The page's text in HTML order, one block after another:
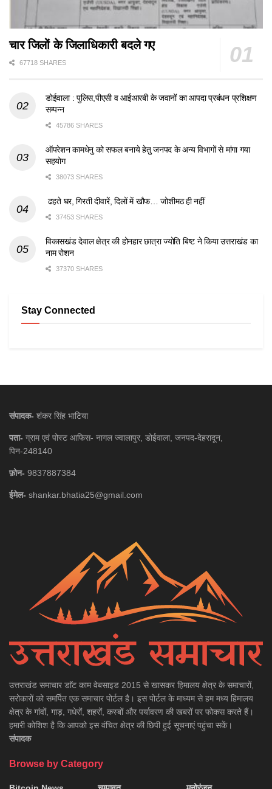
चार जिलों के जिलाधिकारी बदले गए
67718 SHARES
डोईवाला : पुलिस,पीएसी व आईआरबी के जवानों का आपदा प्रबंधन प्रशिक्षण
सम्पन्न
45786 SHARES
ऑपरेशन कामधेनु को सफल बनाये हेतु जनपद के अन्य विभागों से मांगा गया
सहयोग
38073 SHARES
ढहते घर, गिरती दीवारें, दिलों में खौफ… जोशीमठ ही नहीं
37453 SHARES
विकासखंड देवाल क्षेत्र की होनहार छात्रा ज्योति बिष्ट ने किया उत्तराखंड का
नाम रोशन
37370 SHARES
Stay Connected
संपादक- शंकर सिंह भाटिया
पता- ग्राम एवं पोस्ट आफिस- नागल ज्वालापुर, डोईवाला, जनपद-देहरादून,
पिन-248140
फ़ोन- 9837887384
ईमेल- shankar.bhatia25@gmail.com
उत्तराखंड समाचार डाॅट काम वेबसाइड 2015 से खासकर हिमालय क्षेत्र के समाचारों,
सरोकारों को समर्पित एक समाचार पोर्टल है। इस पोर्टल के माध्यम से हम मध्य हिमालय
क्षेत्र के गांवों, गाड़, गधेरों, शहरों, कस्बों और पर्यावरण की खबरों पर फोकस करते हैं।
हमारी कोशिश है कि आपको इस वंचित क्षेत्र की छिपी हुई सूचनाएं पहुंचा सकें।
संपादक
Browse by Category